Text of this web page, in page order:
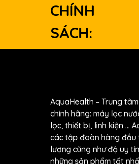
CHÍNH
SÁCH:
AquaHealth – Trung
chính hãng: máy lọc
lọc, thiết bị, linh kiện …
các tập đoàn hàng đầu
lượng cũng như độ uy
những sản phẩm tốt